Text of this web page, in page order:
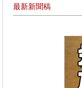
最新新聞稿